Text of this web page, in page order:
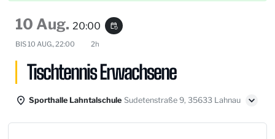
10 Aug. 20:00 event_repeat
BIS10 AUG., 22:00 2h
Tischtennis Erwachsene
Sporthalle Lahntalschule Sudetenstraße 9, 35633 Lahnau